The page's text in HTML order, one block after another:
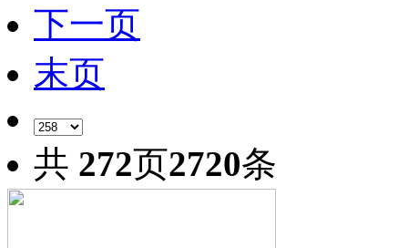
下一页
末页
共 272页2720条